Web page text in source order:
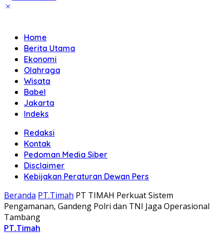
Home
Berita Utama
Ekonomi
Olahraga
Wisata
Babel
Jakarta
Indeks
Redaksi
Kontak
Pedoman Media Siber
Disclaimer
Kebijakan Peraturan Dewan Pers
Beranda PT.Timah PT TIMAH Perkuat Sistem
Pengamanan, Gandeng Polri dan TNI Jaga Operasional
Tambang
PT.Timah